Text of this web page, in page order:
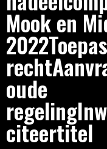
Mook en
oude
citeertitel